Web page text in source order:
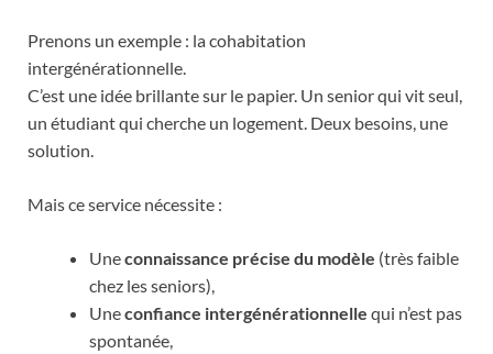
Prenons un exemple : la cohabitation
intergénérationnelle.
C’est une idée brillante sur le papier. Un senior qui vit seul,
un étudiant qui cherche un logement. Deux besoins, une
solution.
Mais ce service nécessite :
Uneconnaissance précise du modèle (très faible
chez les seniors),
Uneconfiance intergénérationnelle qui n’est pas
spontanée,